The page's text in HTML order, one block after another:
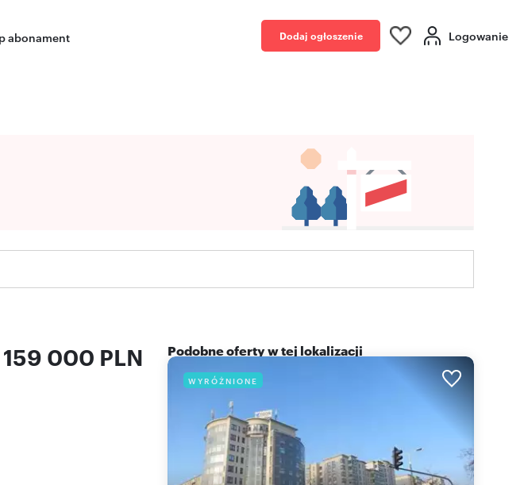
abonament Dodaj ogłoszenie Logowanie
000 PLN Podobne oferty w tej lokalizacji
WYRÓŻNIONE